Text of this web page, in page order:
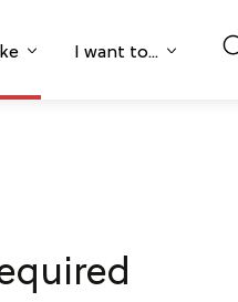
I want to...